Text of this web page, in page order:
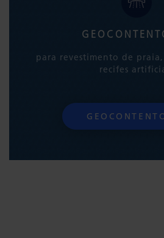
para revestimento de
recifes